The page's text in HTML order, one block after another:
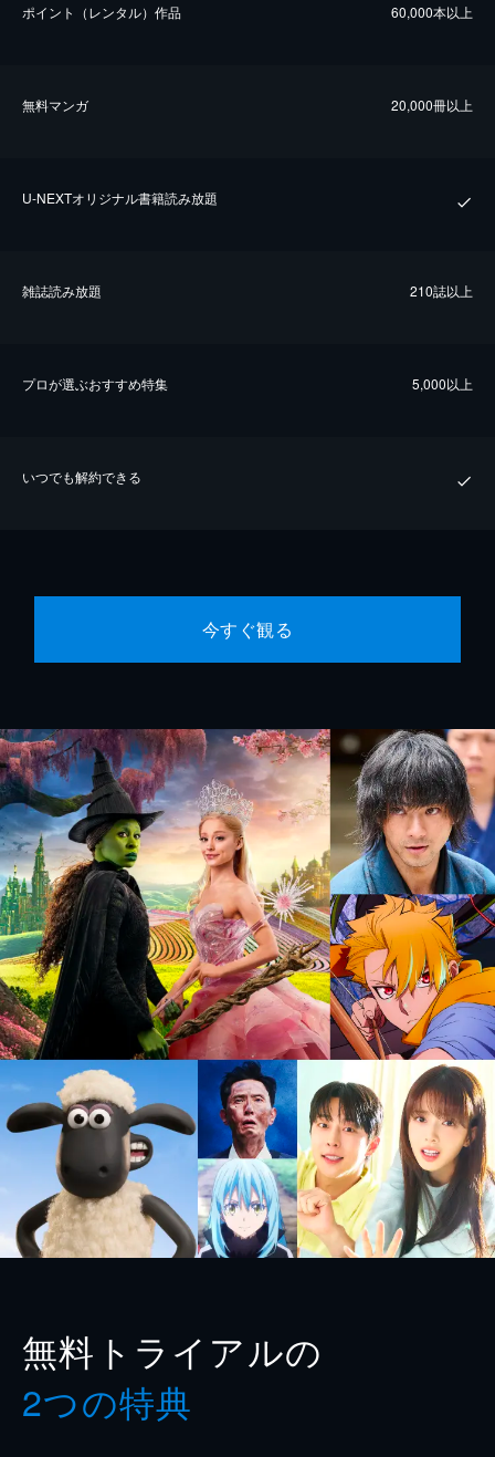
ポイント（レンタル）作品 60,000本以上
無料マンガ 20,000冊以上
U-NEXTオリジナル書籍読み放題
雑誌読み放題 210誌以上
プロが選ぶおすすめ特集 5,000以上
いつでも解約できる
今すぐ観る
無料トライアルの
2つの特典